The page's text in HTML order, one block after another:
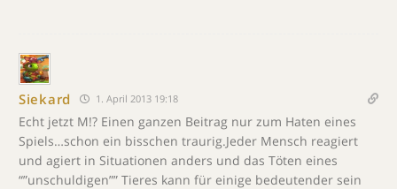
Siekard 1. April 2013 19:18
Echt jetzt M!? Einen ganzen Beitrag nur zum Haten eines
Spiels…schon ein bisschen traurig.Jeder Mensch reagiert
und agiert in Situationen anders und das Töten eines
“”unschuldigen”” Tieres kann für einige bedeutender sein